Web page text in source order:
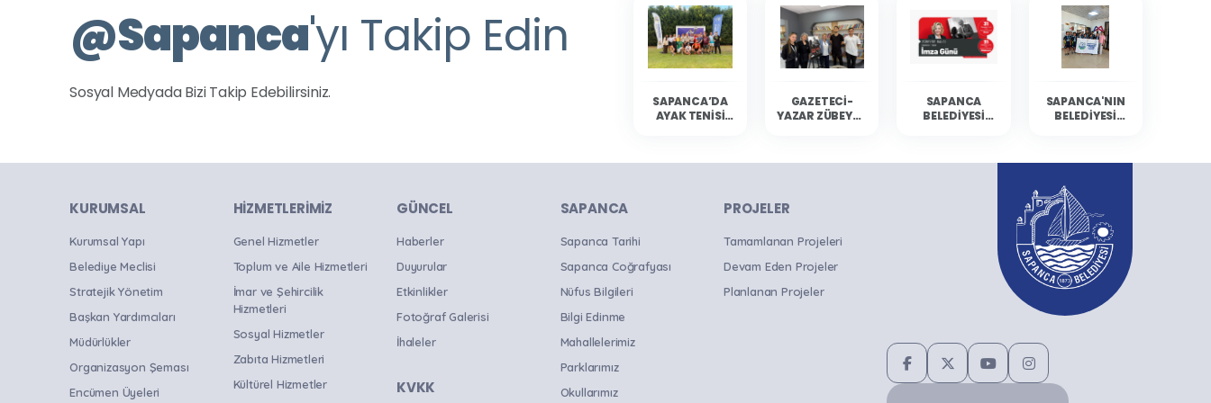
Panel
Program
Spor
Panayır
Şölen
Tanıtım Toplantısı
Tiyatro
Tören
@Sapanca'yı Takip Edin
Sosyal Medyada Bizi Takip Edebilirsiniz.
SAPANCA’DA
AYAK TENISI
GAZETECI-
YAZAR ZÜBEYDE
SAPANCA
BELEDIYESI
SAPANCA'NIN
BELEDIYESI
KURUMSAL
Kurumsal Yapı
Belediye Meclisi
Stratejik Yönetim
Başkan Yardımcıları
Müdürlükler
Organizasyon Şeması
Encümen Üyeleri
HIZMETLERIMIZ
Genel Hizmetler
Toplum ve Aile Hizmetleri
İmar ve Şehircilik
Hizmetleri
Sosyal Hizmetler
Zabıta Hizmetleri
Kültürel Hizmetler
GÜNCEL
Haberler
Duyurular
Etkinlikler
Fotoğraf Galerisi
İhaleler
KVKK
SAPANCA
Sapanca Tarihi
Sapanca Coğrafyası
Nüfus Bilgileri
Bilgi Edinme
Mahallelerimiz
Parklarımız
Okullarımız
PROJELER
Tamamlanan Projeleri
Devam Eden Projeler
Planlanan Projeler